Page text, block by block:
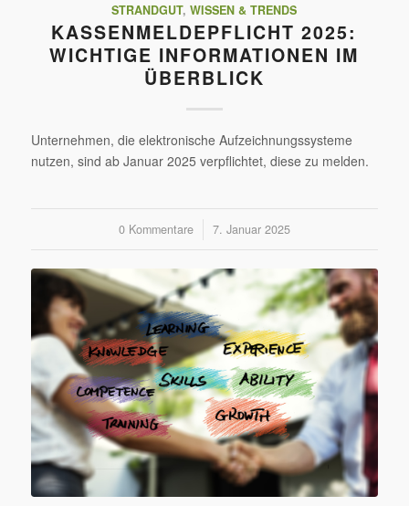
STRANDGUT,WISSEN & TRENDS
KASSENMELDEPFLICHT 2025:
WICHTIGE INFORMATIONEN IM
ÜBERBLICK
Unternehmen, die elektronische Aufzeichnungssysteme
nutzen, sind ab Januar 2025 verpflichtet, diese zu melden.
0 Kommentare
/ 7. Januar 2025